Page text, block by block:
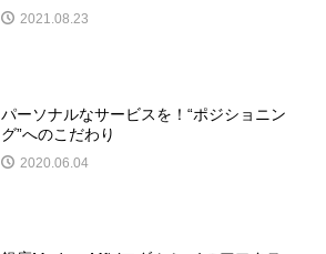
2021.08.23
パーソナルなサービスを！“ポジショニン
グ”へのこだわり
2020.06.04